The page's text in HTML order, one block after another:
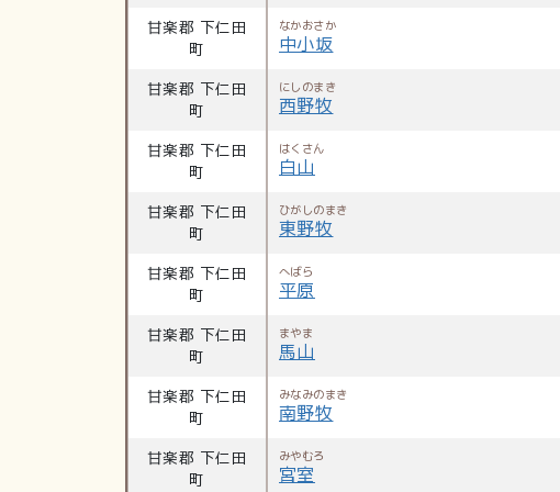
甘楽郡 下仁田
町
なかおさか
中小坂
甘楽郡 下仁田
町
にしのまき
西野牧
甘楽郡 下仁田
町
はくさん
白山
甘楽郡 下仁田
町
ひがしのまき
東野牧
甘楽郡 下仁田
町
へばら
平原
甘楽郡 下仁田
町
まやま
馬山
甘楽郡 下仁田
町
みなみのまき
南野牧
甘楽郡 下仁田
町
みやむろ
宮室